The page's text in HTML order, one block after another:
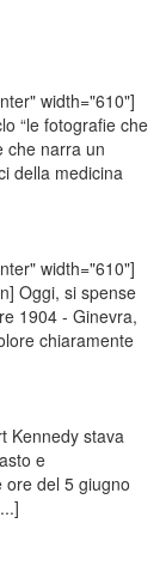
width="610"]
“le fotografie che
che narra un
della medicina
width="610"]
Oggi, si spense
1904 - Ginevra,
chiaramente
Kennedy stava
e
ore del 5 giugno